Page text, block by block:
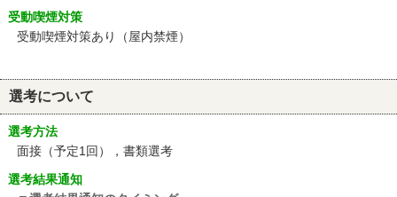
受動喫煙対策
受動喫煙対策あり（屋内禁煙）
選考について
選考方法
面接（予定1回），書類選考
選考結果通知